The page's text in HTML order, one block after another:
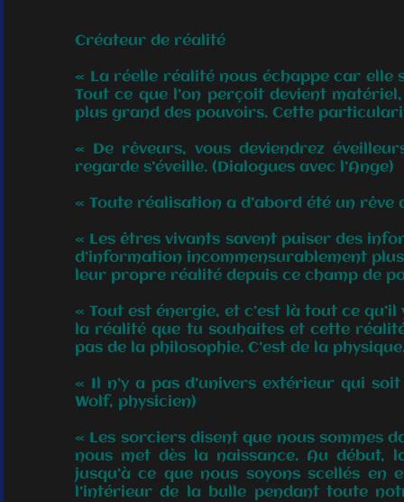
Créateur de réalité
« La réelle réalité nous échappe car elle
Tout ce que l’on perçoit devient
plus grand des pouvoirs. Cette
« De rêveurs, vous deviendrez
regarde s’éveille. (Dialogues avec l’Ange)
« Toute réalisation a d’abord été un rêve
« Les êtres vivants savent puiser des
d’information incommensurablement
leur propre réalité depuis ce champ de
« Tout est énergie, et c’est là tout ce
la réalité que tu souhaites et cette
pas de la philosophie. C’est de la
« Il n’y a pas d’univers extérieur qui
Wolf, physicien)
« Les sorciers disent que nous sommes
nous met dès la naissance. Au début,
jusqu’à ce que nous soyons scellés en
l’intérieur de la bulle pendant toute